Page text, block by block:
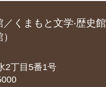
くまもと文学‧歴史館
2丁目5番1号